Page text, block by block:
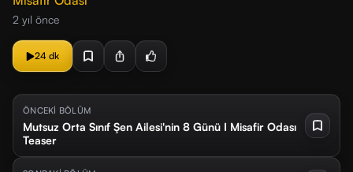
2 yıl önce
24 dk
ÖNCEKİ BÖLÜM
Mutsuz Orta Sınıf Şen Ailesi'nin 8 Günü I Misafir Odası
Teaser